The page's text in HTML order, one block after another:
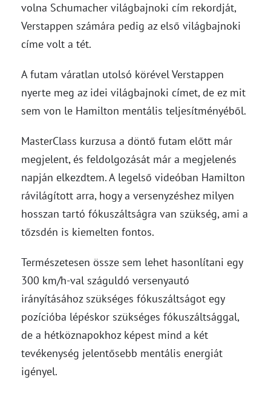
volna Schumacher világbajnoki cím rekordját,
Verstappen számára pedig az első világbajnoki
címe volt a tét.
A futam váratlan utolsó körével Verstappen
nyerte meg az idei világbajnoki címet, de ez mit
sem von le Hamilton mentális teljesítményéből.
MasterClass kurzusa a döntő futam előtt már
megjelent, és feldolgozását már a megjelenés
napján elkezdtem. A legelső videóban Hamilton
rávilágított arra, hogy a versenyzéshez milyen
hosszan tartó fókuszáltságra van szükség, ami a
tőzsdén is kiemelten fontos.
Természetesen össze sem lehet hasonlítani egy
300 km/h-val száguldó versenyautó
irányításához szükséges fókuszáltságot egy
pozícióba lépéskor szükséges fókuszáltsággal,
de a hétköznapokhoz képest mind a két
tevékenység jelentősebb mentális energiát
igényel.